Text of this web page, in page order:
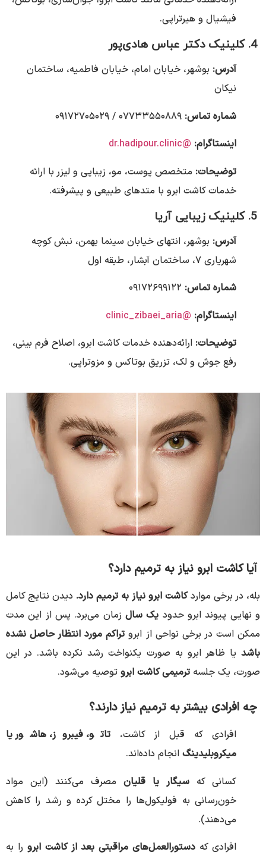
فیشیال و هیرتراپی.
4. کلینیک دکتر عباس هادی‌پور
آدرس: بوشهر، خیابان امام، خیابان فاطمیه، ساختمان
نیکان
شماره تماس: ۰۷۷۳۳۵۵۰۸۸۹ / ۰۹۱۷۲۷۰۵۰۲۹
اینستاگرام: @dr.hadipour.clinic
توضیحات: متخصص پوست، مو، زیبایی و لیزر با ارائه
خدمات کاشت ابرو با متدهای طبیعی و پیشرفته.
5. کلینیک زیبایی آریا
آدرس: بوشهر، انتهای خیابان سینما بهمن، نبش کوچه
شهریاری ۷، ساختمان آبشار، طبقه اول
شماره تماس: ۰۹۱۷۲۶۹۹۱۲۲
اینستاگرام: @clinic_zibaei_aria
توضیحات: ارائه‌دهنده خدمات کاشت ابرو، اصلاح فرم بینی،
رفع جوش و لک، تزریق بوتاکس و مزوتراپی.
آیا کاشت ابرو نیاز به ترمیم دارد؟
بله، در برخی مواردکاشت ابرو نیاز به ترمیم دارد. دیدن نتایج کامل
و نهایی پیوند ابرو حدود یک سال زمان می‌برد. پس از این مدت
ممکن است در برخی نواحی از ابرو تراکم مورد انتظار حاصل نشده
باشد یا ظاهر ابرو به صورت یکنواخت رشد نکرده باشد. در این
صورت، یک جلسه ترمیمی کاشت ابرو توصیه می‌شود.
چه افرادی بیشتر به ترمیم نیاز دارند؟
افرادی که قبل از کاشت،تاتو، فیبروز، هاشور یا
میکروبلیدینگ انجام داده‌اند.
کسانی کهسیگار یا قلیان مصرف می‌کنند (این مواد
خون‌رسانی به فولیکول‌ها را مختل کرده و رشد را کاهش
می‌دهند).
افرادی که دستورالعمل‌های مراقبتی بعد از کاشت ابرو را به